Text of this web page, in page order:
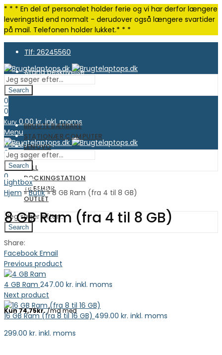
* * * En del af personalet holder ferie og vi har derfor længere
leveringstid end normalt - derudover også længere svartider
på mail. Telefonen holder lukket.* * *
Tlf: 26245560
Stand beskrivelse
Search
0
0
Kurv 0.00kr. inkl. moms
Menu
0
0
Kurv 0.00kr. inkl. moms
BRUGTE BÆRBARE
STATIONÆR COMPUTER
LENOVO
HP
DELL
DOCKINGSTATION
TILBEHØR
OUTLET
Search
Menu
Search
0
Kurv 0.00kr. inkl. moms
Lightbox
Hjem »Butik»8 GB Ram (fra 4 til 8 GB)
8 GB Ram (fra 4 til 8 GB)
Share:
Facebook Email
Previous product
4 GB Ram 247.00 kr. inkl. moms
Next product
16 GB Ram (fra 8 til 16 GB) 499.00 kr. inkl. moms
299.00 kr. inkl. moms